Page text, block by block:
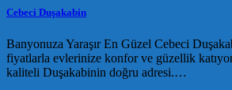
Cebeci Duşakabin
Banyonuza Yaraşır En Güzel Cebeci
fiyatlarla evlerinize konfor ve güzellik
kaliteli Duşakabinin doğru adresi.…